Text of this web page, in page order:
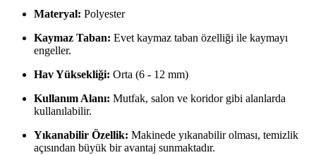
Materyal: Polyester
Kaymaz Taban: Evet kaymaz taban özelliği ile kaymayı
engeller.
Hav Yüksekliği: Orta (6 - 12 mm)
Kullanım Alanı: Mutfak, salon ve koridor gibi alanlarda
kullanılabilir.
Yıkanabilir Özellik: Makinede yıkanabilir olması, temizlik
açısından büyük bir avantaj sunmaktadır.